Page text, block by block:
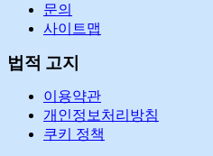
문의
사이트맵
법적 고지
이용약관
개인정보처리방침
쿠키 정책